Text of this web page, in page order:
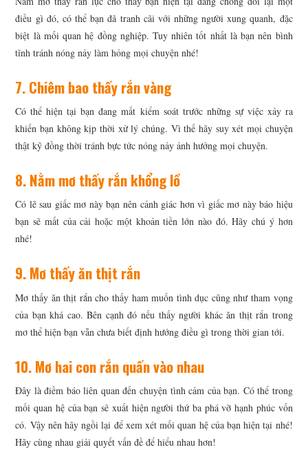
điều gì đó, có thể bạn đã tranh cãi với những người xung quanh, đặc
biệt là mối quan hệ đồng nghiệp. Tuy nhiên tốt nhất là bạn nên bình
tĩnh tránh nóng nảy làm hỏng mọi chuyện nhé!
7. Chiêm bao thấy rắn vàng
Có thể hiện tại bạn đang mất kiểm soát trước những sự việc xảy ra
khiến bạn không kịp thời xử lý chúng. Vì thế hãy suy xét mọi chuyện
thật kỹ đồng thời tránh bực tức nóng nảy ảnh hưởng mọi chuyện.
8. Nằm mơ thấy rắn khổng lồ
Có lẽ sau giấc mơ này bạn nên cảnh giác hơn vì giấc mơ này báo hiệu
bạn sẽ mất của cải hoặc một khoản tiền lớn nào đó. Hãy chú ý hơn
nhé!
9. Mơ thấy ăn thịt rắn
Mơ thấy ăn thịt rắn cho thấy ham muốn tình dục cũng như tham vọng
của bạn khá cao. Bên cạnh đó nếu thấy người khác ăn thịt rắn trong
mơ thể hiện bạn vẫn chưa biết định hướng điều gì trong thời gian tới.
10. Mơ hai con rắn quấn vào nhau
Đây là điềm báo liên quan đến chuyện tình cảm của bạn. Có thể trong
mối quan hệ của bạn sẽ xuất hiện người thứ ba phá vỡ hạnh phúc vốn
có. Vậy nên hãy ngồi lại để xem xét mối quan hệ của bạn hiện tại nhé!
Hãy cùng nhau giải quyết vấn đề để hiểu nhau hơn!